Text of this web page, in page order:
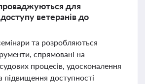
для
ветеранів до
та розробляються
спрямовані на
процесів, удосконалення
підвищення доступності